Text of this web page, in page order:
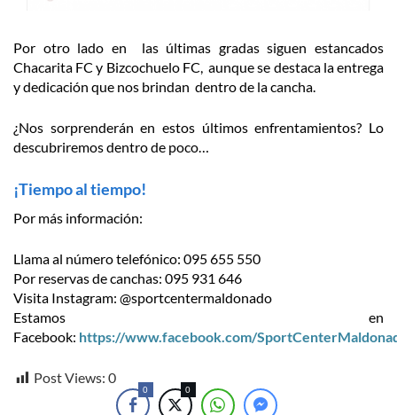
Por otro lado en las últimas gradas siguen estancados
Chacarita FC y Bizcochuelo FC, aunque se destaca la entrega
y dedicación que nos brindan dentro de la cancha.
¿Nos sorprenderán en estos últimos enfrentamientos? Lo
descubriremos dentro de poco…
¡Tiempo al tiempo!
Por más información:
Llama al número telefónico: 095 655 550
Por reservas de canchas: 095 931 646
Visita Instagram: @sportcentermaldonado
Estamos en
Facebook: https://www.facebook.com/
Post Views: 0
0 0